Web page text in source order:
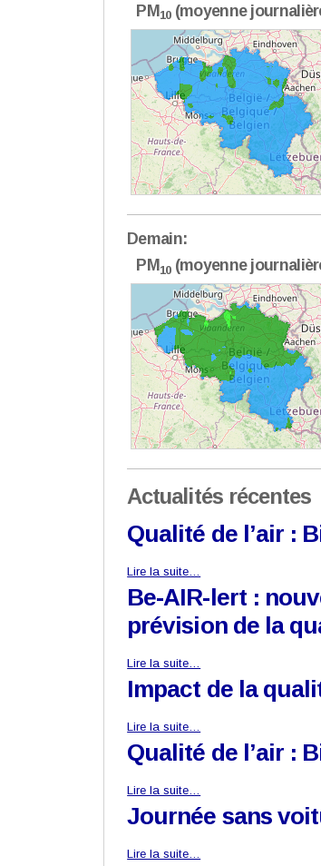
PM10(moyenne
Demain:
PM10(moyenne
Actualités récentes
Qualité de l’air :
Lire la suite…
Be-AIR-lert :
prévision de la
Lire la suite…
Impact de la
Lire la suite…
Qualité de l’air :
Lire la suite…
Journée sans
Lire la suite…